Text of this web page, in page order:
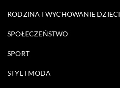
RODZINA I WYCHOWANIE DZIECI
SPOŁECZEŃSTWO
SPORT
STYL I MODA